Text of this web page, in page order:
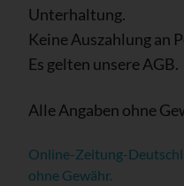
Unterhaltung.
Keine Auszahlung an
Es gelten unsere AGB.
Alle Angaben ohne
Online-Zeitung-
ohne Gewähr.